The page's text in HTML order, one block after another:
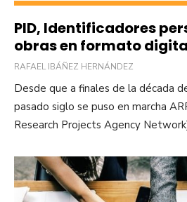
PID, Identificadores
obras en formato
RAFAEL IBÁÑEZ HERNÁNDEZ
Desde que a finales de la década
pasado siglo se puso en marcha
Research Projects Agency